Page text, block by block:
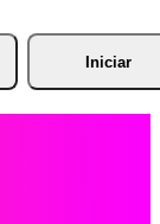
Iniciar